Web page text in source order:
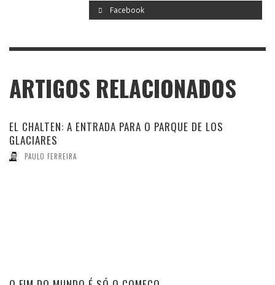
Facebook
ARTIGOS RELACIONADOS
EL CHALTEN: A ENTRADA PARA O PARQUE DE LOS
GLACIARES
PAULO FERREIRA